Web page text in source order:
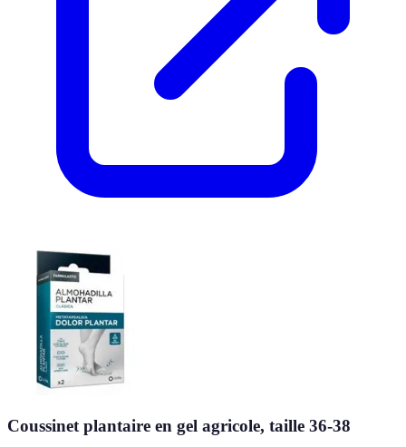
Coussinet plantaire en gel agricole, taille 36-38